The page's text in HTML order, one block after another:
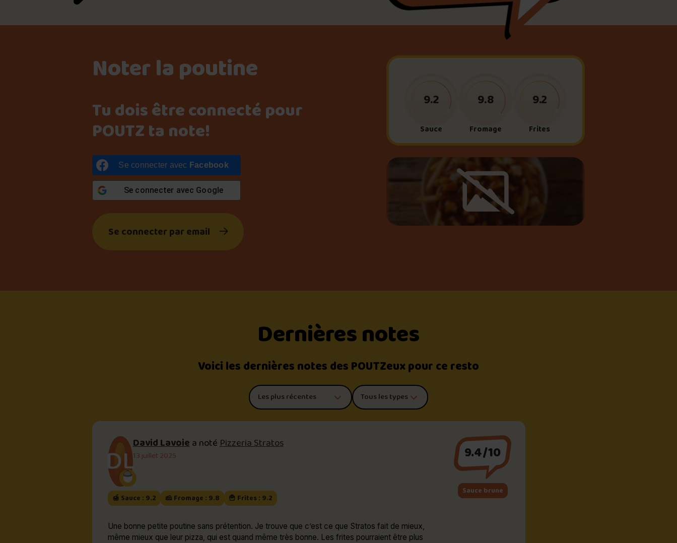
Le palmarès d’Olivier Primeau
Foire aux questions
Noter la poutine
Tu dois être connecté pour
POUTZ ta note!
Se connecter avec Facebook
Se connecter avec Google
Se connecter par email
Sauce
9.2
Fromage
9.8
Frites
9.2
Dernières notes
Voici les dernières notes des POUTZeux pour ce resto
Trier les commentaires
Filtrer par type de poutine
DLDavid Lavoiea notéPizzeria Stratos
13 juillet 2025
🍯 Sauce : 9.2 🧀 Fromage : 9.8 🍟 Frites : 9.2
9.4/10
Sauce brune
Une bonne petite poutine sans prétention. Je trouve que c’est ce que Stratos fait de mieux,
même mieux que leur pizza, qui est quand même très bonne. Les frites pourraient être plus